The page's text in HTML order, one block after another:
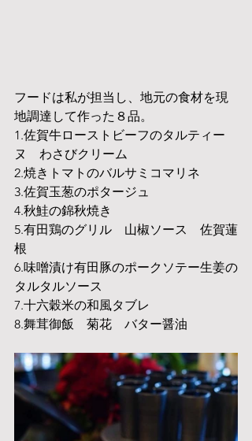
フードは私が担当し、地元の食材を現
地調達して作った８品。
1.佐賀牛ローストビーフのタルティー
ヌ　わさびクリーム
2.焼きトマトのバルサミコマリネ
3.佐賀玉葱のポタージュ
4.秋鮭の錦秋焼き
5.有田鶏のグリル　山椒ソース　佐賀蓮
根
6.味噌漬け有田豚のポークソテー生姜の
タルタルソース
7.十六穀米の和風タブレ
8.舞茸御飯　菊花　バター醤油